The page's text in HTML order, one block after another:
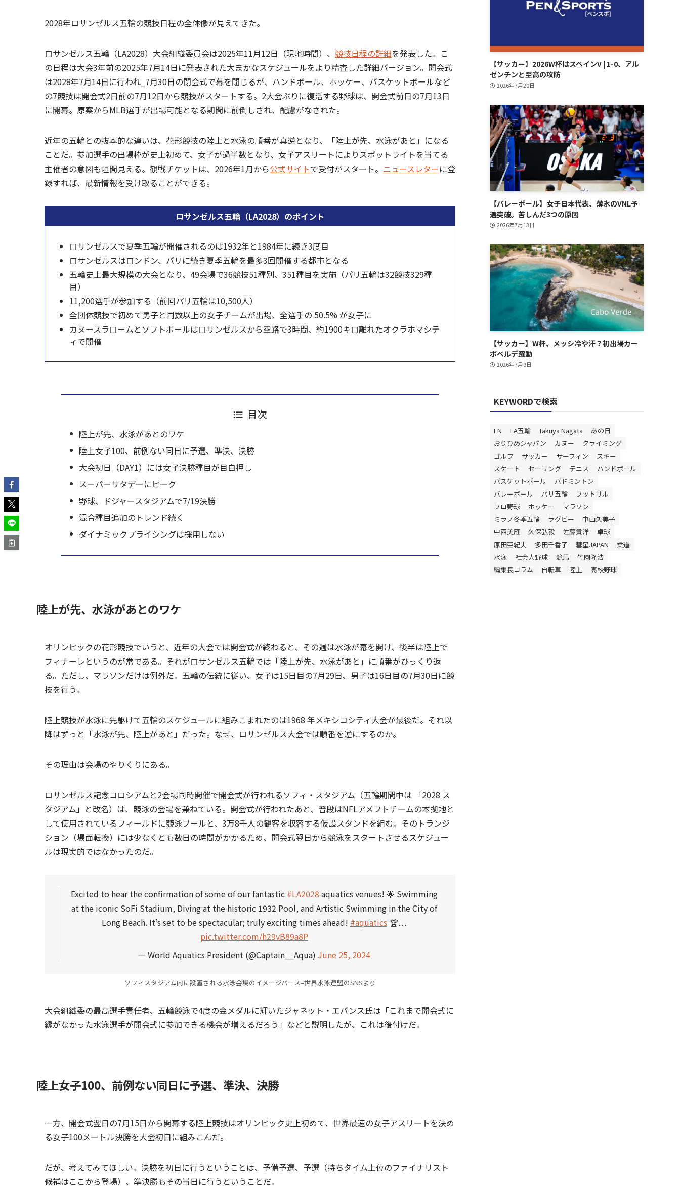
2028年ロサンゼルス五輪の競技日程の全体像が見えてきた。
ロサンゼルス五輪（LA2028）大会組織委員会は2025年11月12日（現地時間）、 競技日程の詳細を発表した。こ
の日程は大会3年前の2025年7月14日に発表された大まかなスケジュールをより精査した詳細バージョン。開会式
は2028年7月14日に行われ_7月30日の閉会式で幕を閉じるが、ハンドボール、ホッケー、バスケットボールなど
の7競技は開会式2日前の7月12日から競技がスタートする。2大会ぶりに復活する野球は、開会式前日の7月13日
に開幕。原案からMLB選手が出場可能となる期間に前倒しされ、配慮がなされた。
近年の五輪との抜本的な違いは、花形競技の陸上と水泳の順番が真逆となり、「陸上が先、水泳があと」になる
ことだ。参加選手の出場枠が史上初めて、女子が過半数となり、女子アスリートによりスポットライトを当てる
主催者の意図も垣間見える。観戦チケットは、2026年1月から公式サイトで受付がスタート。 ニュースレターに登
録すれば、最新情報を受け取ることができる。
ロサンゼルス五輪（LA2028）のポイント
ロサンゼルスで夏季五輪が開催されるのは1932年と1984年に続き3度目
ロサンゼルスはロンドン、パリに続き夏季五輪を最多3回開催する都市となる
五輪史上最大規模の大会となり、49会場で36競技51種別、351種目を実施（パリ五輪は32競技329種
目）
11,200選手が参加する（前回パリ五輪は10,500人）
全団体競技で初めて男子と同数以上の女子チームが出場、全選手の 50.5% が女子に
カヌースラロームとソフトボールはロサンゼルスから空路で3時間、約1900キロ離れたオクラホマシテ
ィで開催
目次
陸上が先、水泳があとのワケ
陸上女子100、前例ない同日に予選、準決、決勝
大会初日（DAY1）には女子決勝種目が目白押し
スーパーサタデーにピーク
野球、ドジャースタジアムで7/19決勝
混合種目追加のトレンド続く
ダイナミックプライシングは採用しない
陸上が先、水泳があとのワケ
オリンピックの花形競技でいうと、近年の大会では開会式が終わると、その週は水泳が幕を開け、後半は陸上で
フィナーレというのが常である。それがロサンゼルス五輪では「陸上が先、水泳があと」に順番がひっくり返
る。ただし、マラソンだけは例外だ。五輪の伝統に従い、女子は15日目の7月29日、男子は16日目の7月30日に競
技を行う。
陸上競技が水泳に先駆けて五輪のスケジュールに組みこまれたのは1968 年メキシコシティ大会が最後だ。それ以
降はずっと「水泳が先、陸上があと」だった。なぜ、ロサンゼルス大会では順番を逆にするのか。
その理由は会場のやりくりにある。
ロサンゼルス記念コロシアムと2会場同時開催で開会式が行われるソフィ・スタジアム（五輪期間中は 「2028 ス
タジアム」と改名）は、競泳の会場を兼ねている。開会式が行われたあと、普段はNFLアメフトチームの本拠地と
して使用されているフィールドに競泳プールと、3万8千人の観客を収容する仮設スタンドを組む。そのトランジ
ション（場面転換）には少なくとも数日の時間がかかるため、開会式翌日から競泳をスタートさせるスケジュー
ルは現実的ではなかったのだ。
Excited to hear the confirmation of some of our fantastic #LA2028 aquatics venues! 🌟 Swimming
at the iconic SoFi Stadium, Diving at the historic 1932 Pool, and Artistic Swimming in the City of
Long Beach. It’s set to be spectacular; truly exciting times ahead! #aquatics 🏆…
pic.twitter.com/h29vB89a8P
— World Aquatics President (@Captain__Aqua) June 25, 2024
ソフィスタジアム内に設置される水泳会場のイメージパース=世界水泳連盟のSNSより
大会組織委の最高選手責任者、五輪競泳で4度の金メダルに輝いたジャネット・エバンス氏は「これまで開会式に
縁がなかった水泳選手が開会式に参加できる機会が増えるだろう」などと説明したが、これは後付けだ。
陸上女子100、前例ない同日に予選、準決、決勝
一方、開会式翌日の7月15日から開幕する陸上競技はオリンピック史上初めて、世界最速の女子アスリートを決め
る女子100メートル決勝を大会初日に組みこんだ。
だが、考えてみてほしい。決勝を初日に行うということは、予備予選、予選（持ちタイム上位のファイナリスト
候補はここから登場）、準決勝もその当日に行うということだ。
【サッカー】2026W杯はスペインV | 1-0、アル
ゼンチンと至高の攻防
2026年7月20日
【バレーボール】女子日本代表、薄氷のVNL予
選突破。苦しんだ3つの原因
2026年7月13日
【サッカー】W杯、メッシ冷や汗？初出場カー
ボベルデ躍動
2026年7月9日
KEYWORDで検索
EN LA五輪 Takuya Nagata
あの日
おりひめジャパン
カヌー
クライミング
ゴルフ
サッカー サーフィン
スキー
スケート
セーリング テニス
ハンドボール
バスケットボール
バドミントン
バレーボール
パリ五輪
フットサル
プロ野球
ホッケー
マラソン
ミラノ冬季五輪
ラグビー
中山久美子
中西美雁
久保弘毅 佐藤貴洋
卓球
原田亜紀夫
多田千香子 彗星JAPAN
柔道
水泳
社会人野球 競馬
竹園隆浩
編集長コラム
自転車 陸上 高校野球